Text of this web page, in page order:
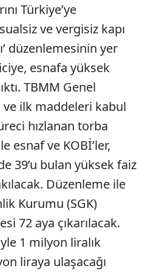
Türkiye’ye
ve vergisiz kapı
düzenlemesinin yer
esnafa yüksek
TBMM Genel
ve ilk maddeleri kabul
hızlanan torba
esnaf ve KOBİ’ler,
39’u bulan yüksek faiz
Düzenleme ile
Kurumu (SGK)
72 aya çıkarılacak.
1 milyon liralık
liraya ulaşacağı